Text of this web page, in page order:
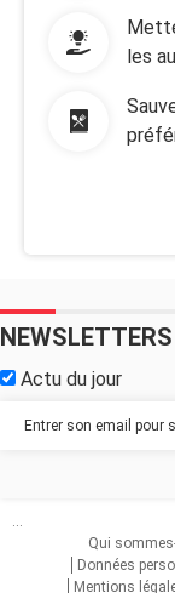
les
NEWSLETTERS
Actu du jour
...
Qui
Données
Mentions